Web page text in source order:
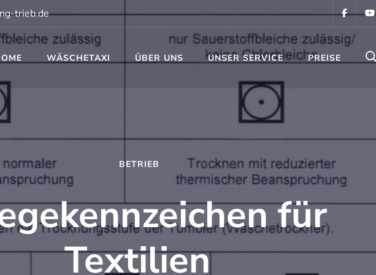
trieb.de
WÄSCHETAXI ÜBER UNS UNSER SERVICE PREISE
BETRIEB
für
Textilien